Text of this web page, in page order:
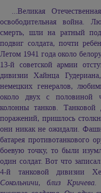
...Великая
освободительная война.
смерть, шли на ратный
подвиг солдата, почти
Летом 1941 года около
13-й советской армии
дивизии Хайнца
немецких генералов,
около двух с половиной
колонны танков.
поражений, пришлось
они никак не ожидали.
батарея противотанкового
боевую точку, то были
один солдат. Вот что
4-й танковой дивизии
Сокольничи, близ